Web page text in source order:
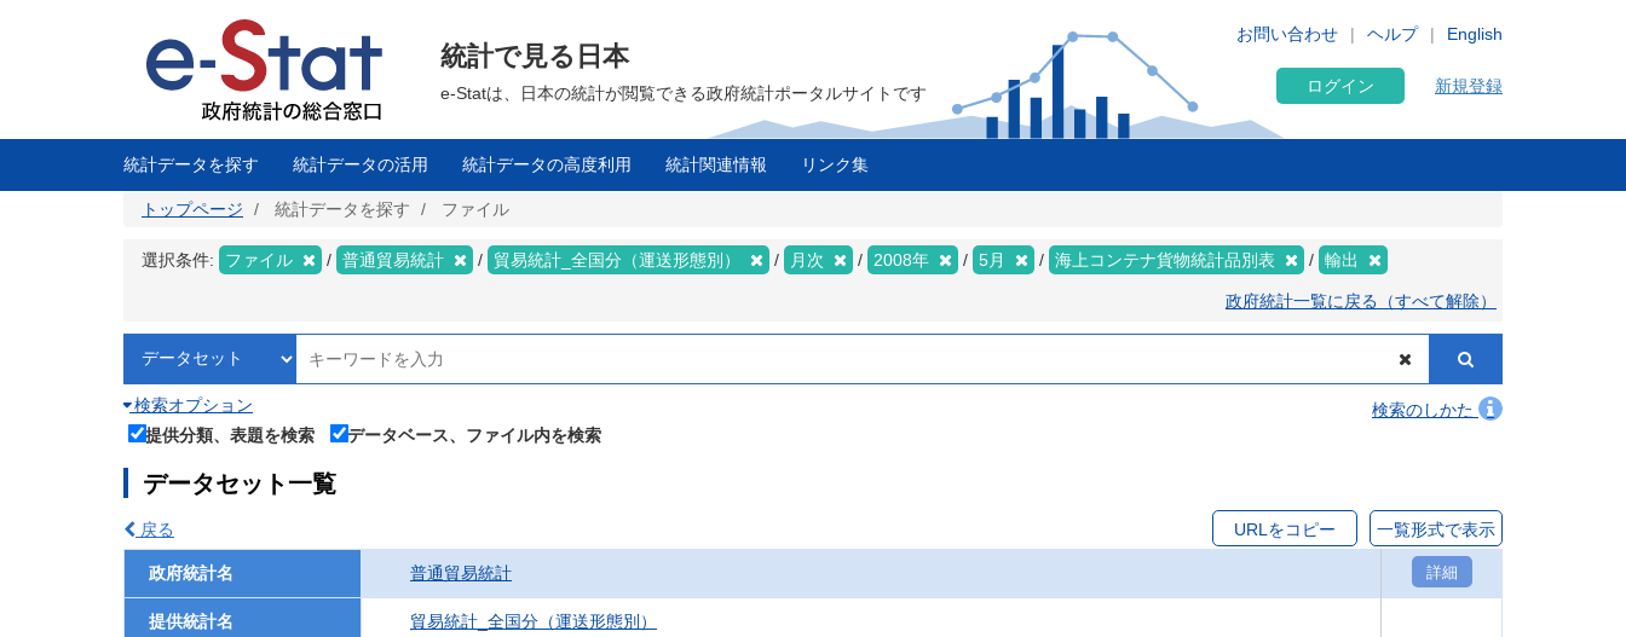
に
English
お問い合わせ ヘルプ
統計で見る日本
e-Statは、日本の統計が閲覧できる政府統計ポータルサイトです ログイン 新規登録
統計データを探す 統計データの活用 統計データの高度利用 統計関連情報 リンク集
トップページ 統計データを探す ファイル
選択条件: ファイル 普通貿易統計 貿易統計_全国分（運送形態別） 月次 2008年 5月 海上コンテナ貨物統計品別表 輸出
政府統計一覧に戻る（すべて解除）
検索オプション
検索のしかた
提供分類、表題を検索
データベース、ファイル内を検索
データセット一覧
戻る URLをコピー 一覧形式で表示
政府統計名 普通貿易統計 詳細
提供統計名 貿易統計_全国分（運送形態別）